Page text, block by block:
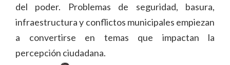
del poder. Problemas de seguridad, basura,
infraestructura y conflictos municipales empiezan
a convertirse en temas que impactan la
percepción ciudadana.